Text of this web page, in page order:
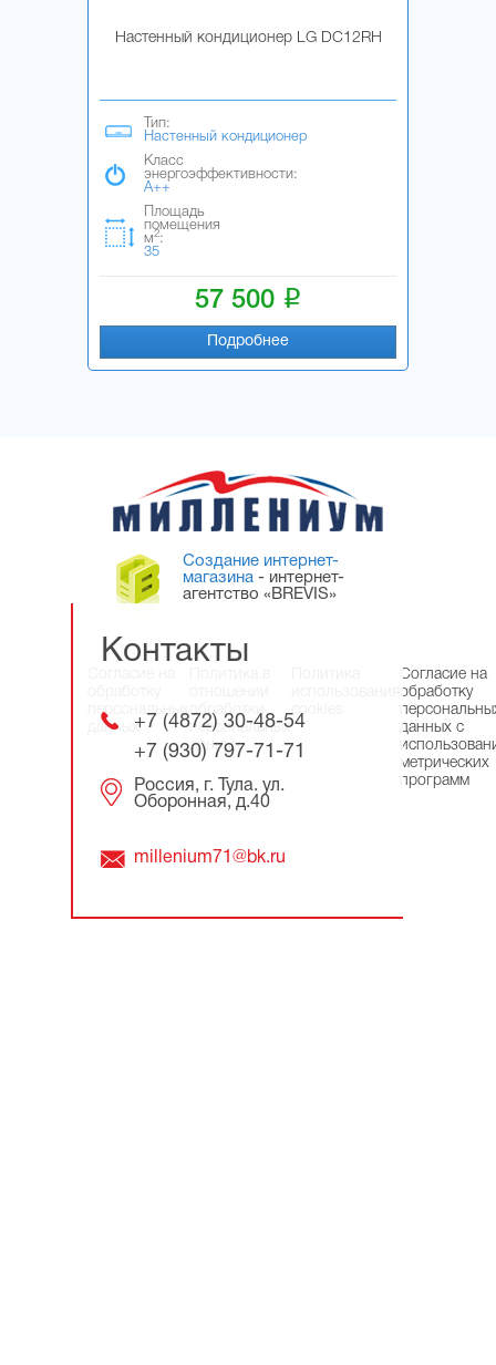
Настенный кондиционер LG DC12RH
Тип:
Настенный кондиционер
Класс
энергоэффективности:
A++
Площадь
помещения
м2:
35
57 500 i
Подробнее
Контакты
+7 (4872) 30-48-54
+7 (930) 797-71-71
Россия, г. Тула. ул.
Оборонная, д.40
millenium71@bk.ru
Создание интернет-
магазина - интернет-
агентство «BREVIS»
персональных
данных
обработки
персональных
данных
cookies
Согласие на
обработку
данных с
метрических
программ